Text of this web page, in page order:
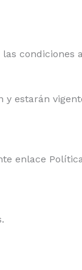
estarán
enlace